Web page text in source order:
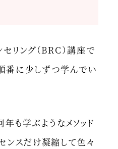
セリング（BRC）講座で
番に少しずつ学んでい
も学ぶようなメソッド
ンスだけ凝縮して色々